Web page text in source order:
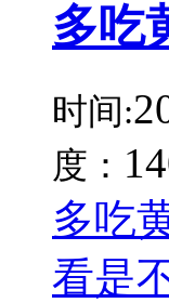
多吃
时间:
度：
多吃
看是